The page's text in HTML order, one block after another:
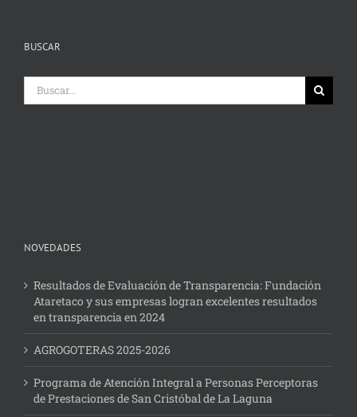
BUSCAR
NOVEDADES
Resultados de Evaluación de Transparencia: Fundación
Ataretaco y sus empresas logran excelentes resultados
en transparencia en 2024
AGROGOTERAS 2025-2026
Programa de Atención Integral a Personas Perceptoras
de Prestaciones de San Cristóbal de La Laguna